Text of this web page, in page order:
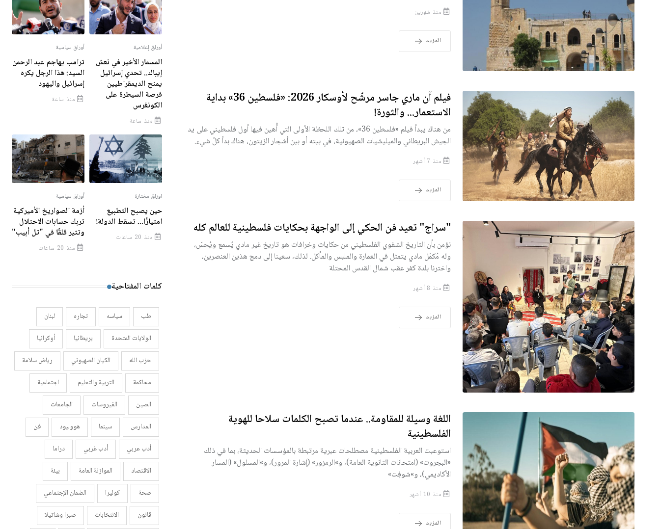
منذ شهرين
المزيد
فيلم آن ماري جاسر مرشّح لأوسكار 2026: «فلسطين 36» بداية
الاستعمار... والثورة!
من هناك يبدأ فيلم «فلسطين 36»، من تلك اللحظة الأولى التي أُهين فيها أول فلسطيني على يد
الجيش البريطاني والميليشيات الصهيونية، في بيته أو بين أشجار الزيتون، هناك بدأ كلّ شيء.
منذ 7 أشهر
المزيد
"سراج" تعيد فن الحكي إلى الواجهة بحكايات فلسطينية للعالم كله
نؤمن بأن التاريخ الشفوي الفلسطيني من حكايات وخرافات هو تاريخ غير مادي يُسمع ويُحسّ،
وله مُكمّل مادي يتمثل في العمارة والملبس والمأكل. لذلك، سعينا إلى دمج هذين العنصرين،
واخترنا بلدة كفر عقب شمال القدس المحتلة
منذ 8 أشهر
المزيد
اللغة وسيلة للمقاومة.. عندما تصبح الكلمات سلاحا للهوية
الفلسطينية
استوعبت العربية الفلسطينية مصطلحات عبرية مرتبطة بالمؤسسات الحديثة، بما في ذلك
«البجروت» (امتحانات الثانوية العامة)، و»الرمزور» (إشارة المرور)، و»المسلول» (المسار
الأكاديمي)، و»شوفِت»
منذ 10 أشهر
المزيد
أوراق إعلامية
المسمار الأخير في نعش
إيباك.. تحدي إسرائيل
يمنح الديمقراطيين
فرصة السيطرة على
الكونغرس
منذ ساعة
أوراق سياسية
ترامب يهاجم عبد الرحمن
السيد: هذا الرجل يكره
إسرائيل واليهود
منذ ساعة
اوراق مختارة
حين يصبح التطبيع
امتيازًا... تسقط الدولة!
منذ 20 ساعات
أوراق سياسية
أزمة الصواريخ الأميركية
تربك حسابات الاحتلال
وتثير قلقًا في "تل أبيب"
منذ 20 ساعات
كلمات المفتاحية
طب سياسه تجاره
لبنان
الولايات المتحدة
بريطانيا
أوكرانيا
حزب الله
الكيان الصهيوني
رياض سلامة
محاكمة
التربية والتعليم
اجتماعية
الصين
الفيروسات
الجامعات
المدارس
سينما هووليود
فن
أدب عربي
أدب غربي
دراما
الاقتصاد
الموازنة العامة
بيئة
صحة
كوليرا
الضمان الإجتماعي
قانون
الانتخابات
صبرا وشاتيلا